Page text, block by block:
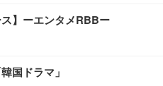
ス】ーエンタメRBBー
国ドラマ」